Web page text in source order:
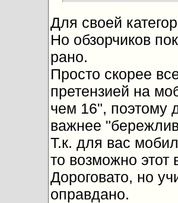
Для своей
Но обзорчиков
рано.
Просто скорее
претензией на
чем 16", поэтому
важнее
Т.к. для вас
то возможно этот
Дороговато, но
оправдано.